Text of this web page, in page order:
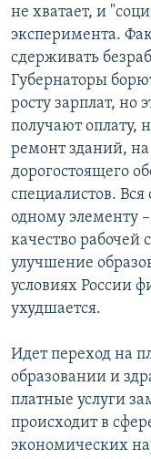
не хватает, и
эксперимента.
сдерживать
Губернаторы
росту зарплат, но
получают оплату,
ремонт зданий,
дорогостоящего
специалистов. Вся
одному элементу
качество рабочей
улучшение
условиях России
ухудшается.
Идет переход на
образовании и
платные услуги
происходит в
экономических